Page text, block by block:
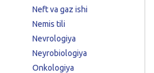
Neft va gaz ishi
Nemis tili
Nevrologiya
Neyrobiologiya
Onkologiya